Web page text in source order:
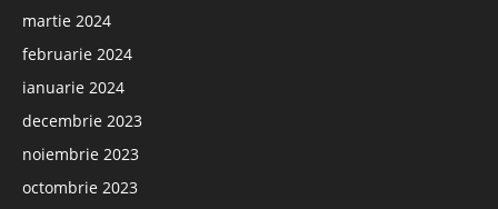
martie 2024
februarie 2024
ianuarie 2024
decembrie 2023
noiembrie 2023
octombrie 2023